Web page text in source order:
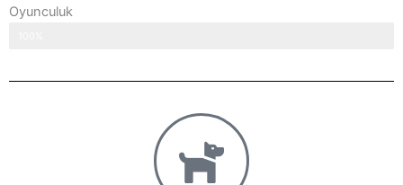
Oyunculuk